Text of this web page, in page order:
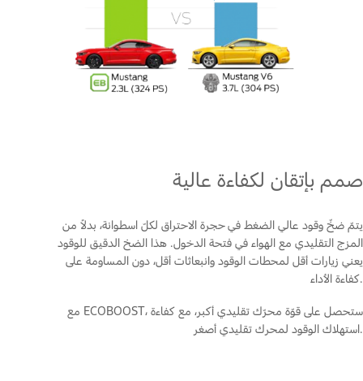
صمم بإتقان لكفاءة عالية
يتمّ ضخّ وقود عالي الضغط في حجرة الاحتراق لكلّ اسطوانة، بدلاً من
المزج التقليدي مع الهواء في فتحة الدخول. هذا الضخ الدقيق للوقود
يعني زيارات أقل لمحطات الوقود وانبعاثات أقل، دون المساومة على
كفاءة الأداء.
مع ECOBOOST، ستحصل على قوّة محرّك تقليدي أكبر، مع كفاءة
استهلاك الوقود لمحرك تقليدي أصغر.